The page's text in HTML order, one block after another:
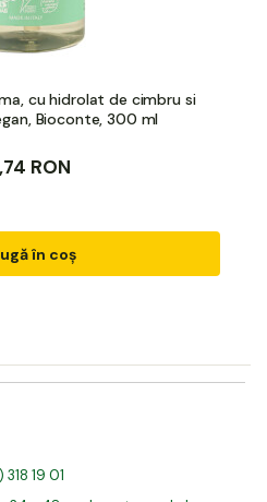
cu hidrolat de cimbru si
Bioconte, 300 ml
RON
în coș
19 01